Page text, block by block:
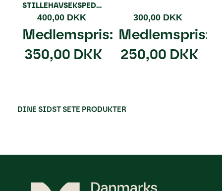
STILLEHAVSEKSPEDITION
400,00 DKK
Medlemspris:
350,00 DKK
300,00 DKK
Medlemspris:
250,00 DKK
DINE SIDST SETE PRODUKTER